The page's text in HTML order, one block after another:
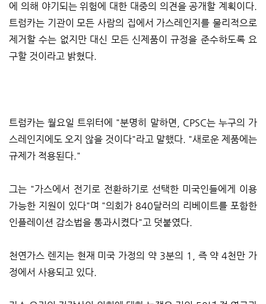
에 의해 야기되는 위험에 대한 대중의 의견을 공개할 계획이다.
트럼카는 기관이 모든 사람의 집에서 가스레인지를 물리적으로
제거할 수는 없지만 대신 모든 신제품이 규정을 준수하도록 요
구할 것이라고 밝혔다.
트럼카는 월요일 트위터에 "분명히 말하면, CPSC는 누구의 가
스레인지에도 오지 않을 것이다"라고 말했다. "새로운 제품에는
규제가 적용된다."
그는 "가스에서 전기로 전환하기로 선택한 미국인들에게 이용
가능한 지원이 있다"며 "의회가 840달러의 리베이트를 포함한
인플레이션 감소법을 통과시켰다"고 덧붙였다.
천연가스 렌지는 현재 미국 가정의 약 3분의 1, 즉 약 4천만 가
정에서 사용되고 있다.